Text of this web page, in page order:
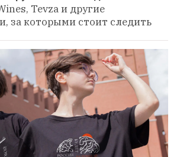
Tevza и другие
за которыми стоит следить